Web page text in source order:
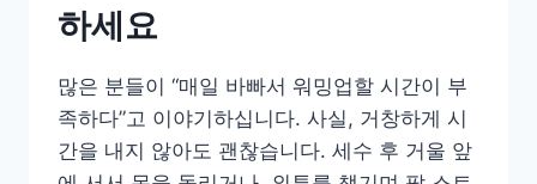
하세요
많은 분들이 “매일 바빠서 워밍업할 시간이 부
족하다”고 이야기하십니다. 사실, 거창하게 시
간을 내지 않아도 괜찮습니다. 세수 후 거울 앞